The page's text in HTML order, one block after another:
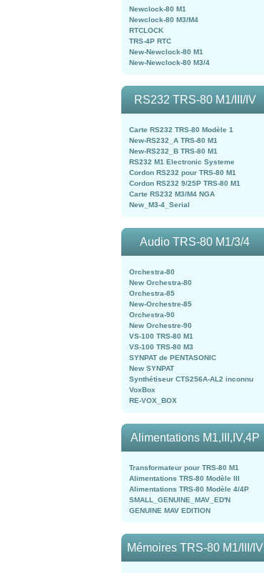
Newclock-80 M1
Newclock-80 M3/M4
RTCLOCK
TRS-4P RTC
New-Newclock-80 M1
New-Newclock-80 M3/4
RS232 TRS-80 M1/III/IV
Carte RS232 TRS-80 Modèle 1
New-RS232_A TRS-80 M1
New-RS232_B TRS-80 M1
RS232 M1 Electronic Systeme
Cordon RS232 pour TRS-80 M1
Cordon RS232 9/25P TRS-80 M1
Carte RS232 M3/M4 NGA
New_M3-4_Serial
Audio TRS-80 M1/3/4
Orchestra-80
New Orchestra-80
Orchestra-85
New-Orchestre-85
Orchestra-90
New Orchestre-90
VS-100 TRS-80 M1
VS-100 TRS-80 M3
SYNPAT de PENTASONIC
New SYNPAT
Synthétiseur CTS256A-AL2 inconnu
VoxBox
RE-VOX_BOX
Alimentations M1,III,IV,4P
Transformateur pour TRS-80 M1
Alimentations TRS-80 Modèle III
Alimentations TRS-80 Modèle 4/4P
SMALL_GENUINE_MAV_ED'N
GENUINE MAV EDITION
Mémoires TRS-80 M1/III/IV